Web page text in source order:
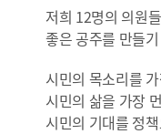
저희 12명의 의원
좋은 공주를 만들
시민의 목소리를
시민의 삶을 가장
시민의 기대를 정